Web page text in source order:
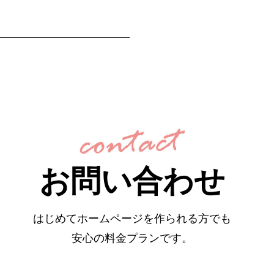
お問い合わせ
はじめてホームページを作られる方でも
安心の料金プランです。